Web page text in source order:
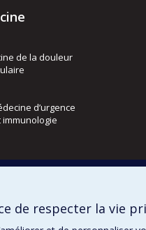
de la douleur
d’urgence
de respecter la vie